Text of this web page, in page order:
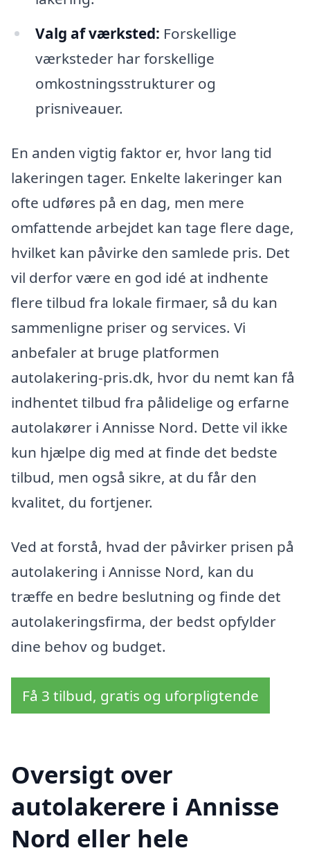
Valg af værksted: Forskellige
værksteder har forskellige
omkostningsstrukturer og
prisniveauer.
En anden vigtig faktor er, hvor lang tid
lakeringen tager. Enkelte lakeringer kan
ofte udføres på en dag, men mere
omfattende arbejdet kan tage flere dage,
hvilket kan påvirke den samlede pris. Det
vil derfor være en god idé at indhente
flere tilbud fra lokale firmaer, så du kan
sammenligne priser og services. Vi
anbefaler at bruge platformen
autolakering-pris.dk, hvor du nemt kan få
indhentet tilbud fra pålidelige og erfarne
autolakører i Annisse Nord. Dette vil ikke
kun hjælpe dig med at finde det bedste
tilbud, men også sikre, at du får den
kvalitet, du fortjener.
Ved at forstå, hvad der påvirker prisen på
autolakering i Annisse Nord, kan du
træffe en bedre beslutning og finde det
autolakeringsfirma, der bedst opfylder
dine behov og budget.
Få 3 tilbud, gratis og uforpligtende
Oversigt over
autolakerere i Annisse
Nord eller hele